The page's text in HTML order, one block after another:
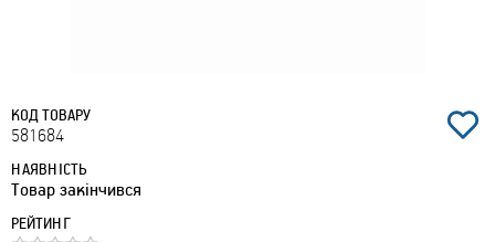
КОД ТОВАРУ
581684
НАЯВНІСТЬ
Товар закінчився
РЕЙТИНГ